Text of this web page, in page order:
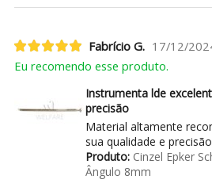
Fabrício G. 17/12/
Eu recomendo esse produto.
Instrumenta lde
precisão
Material altamente
sua qualidade e precisão
Produto:Cinzel Epker
Ângulo 8mm